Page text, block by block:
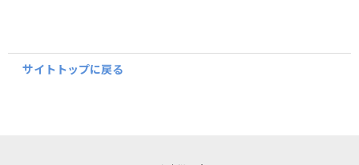
サイトトップに戻る